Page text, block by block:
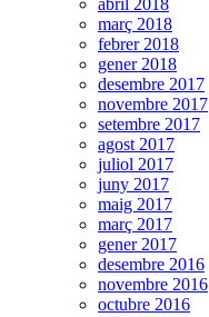
març 2018
febrer 2018
gener 2018
desembre 2017
novembre 2017
setembre 2017
agost 2017
juliol 2017
juny 2017
maig 2017
març 2017
gener 2017
desembre 2016
novembre 2016
octubre 2016